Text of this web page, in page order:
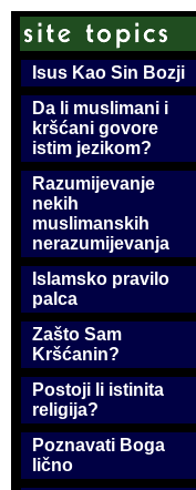
Isus Kao Sin Bozji
Da li muslimani i
kršćani govore
istim jezikom?
Razumijevanje
nekih
muslimanskih
nerazumijevanja
Islamsko pravilo
palca
Zašto Sam
Kršćanin?
Postoji li istinita
religija?
Poznavati Boga
lično